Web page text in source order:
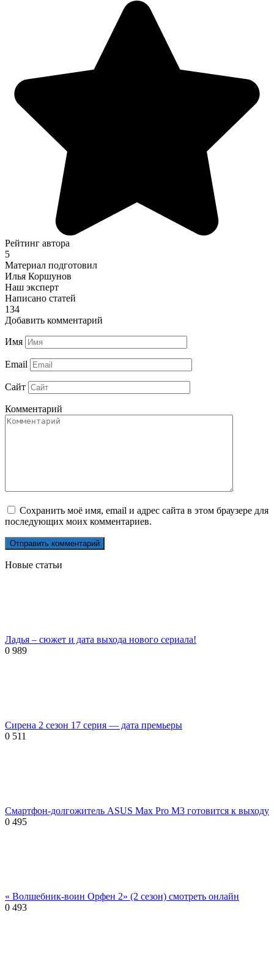
Рейтинг автора
5
Материал подготовил
Илья Коршунов
Наш эксперт
Написано статей
134
Добавить комментарий
Имя
Email
Сайт
Комментарий
Сохранить моё имя, email и адрес сайта в этом браузере для
последующих моих комментариев.
Новые статьи
Ладья – сюжет и дата выхода нового сериала!
0 989
Сирена 2 сезон 17 серия — дата премьеры
0 511
Смартфон-долгожитель ASUS Max Pro M3 готовится к выходу
0 495
« Волшебник-воин Орфен 2» (2 сезон) смотреть онлайн
0 493